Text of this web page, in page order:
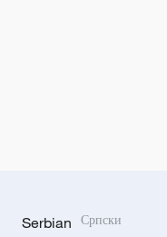
Serbian Српски